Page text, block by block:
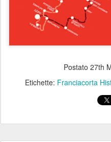
Postato 27th
Etichette: Franciacorta